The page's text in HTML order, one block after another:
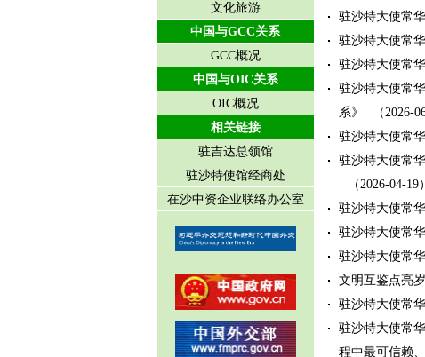
文化旅游
中国与GCC关系
GCC概况
中国与OIC关系
OIC概况
相关链接
驻吉达总领馆
驻沙特使馆经商处
在沙中资企业联络办公室
驻沙特大使常
驻沙特大使常
驻沙特大使常
驻沙特大使常
系》
（2026-
驻沙特大使常
驻沙特大使常
（2026-04-19）
驻沙特大使常
驻沙特大使常
驻沙特大使常
文明互鉴点亮
驻沙特大使常
驻沙特大使常
程中最可信赖